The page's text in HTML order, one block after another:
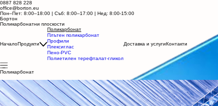
0887 828 228
office@borton.eu
Пон–Пет: 8:00–18:00 | Съб: 8:00–17:00 | Нед: 8:00-15:00
Бортон
Поликарбонатни плоскости
НачалоПродукти
Поликарбонат
Плътен поликарбонат
Профили
Плексиглас
Пено-PVC
Полиетилен терефталат-гликол
Доставка и услугиКонтакти
Поликарбонат
Поликарбонатът има висока устойчивост на удар. Устойчив е на външни влияния.
Материалът не се изменя от атмосферните въздействия, тъй като има специален UV-
защитен слой. Не изменя механичните и оптичните си свойства в температурни граници
от –40 до +120°С.